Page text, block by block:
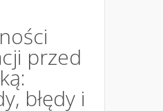
przed
błędy i